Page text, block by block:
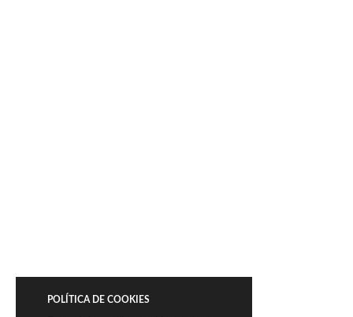
POLÍTICA DE COOKIES